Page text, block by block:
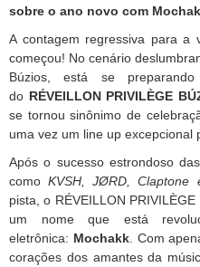
sobre o ano novo com
A contagem regressiva para a
começou! No cenário
Búzios, está se
do RÉVEILLON PRIVILÈGE
se tornou sinônimo de
uma vez um line up excepcional
Após o sucesso estrondoso
comoKVSH, JØRD, Claptone
pista, o RÉVEILLON
um nome que está
eletrônica: Mochakk. Com
corações dos amantes da